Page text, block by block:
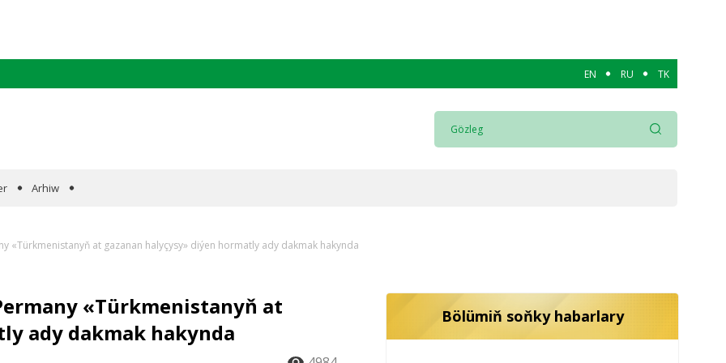
EN RU TK
Arhiw
«Türkmenistanyň at gazanan halyçysy» diýen hormatly ady dakmak hakynda
«Türkmenistanyň at
ady dakmak hakynda
Bölümiň soňky habarlary